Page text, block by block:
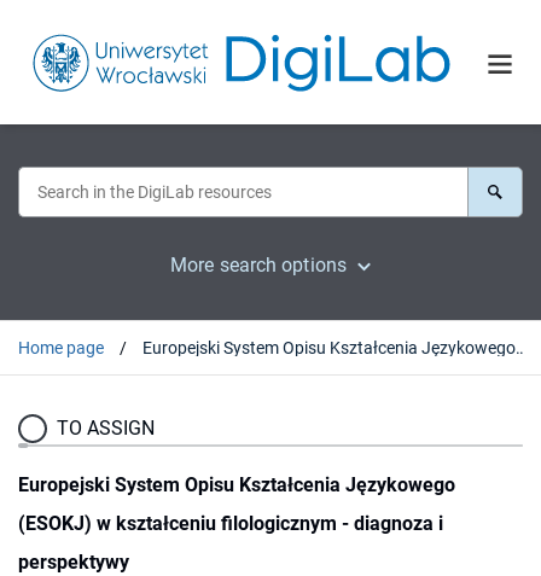
More search options
Home page Europejski System Opisu Kształcenia Językowego (ESOKJ) w kształceniu filologicznym - diagnoza i perspektywy
TO ASSIGN
Europejski System Opisu Kształcenia Językowego
(ESOKJ) w kształceniu filologicznym - diagnoza i
perspektywy